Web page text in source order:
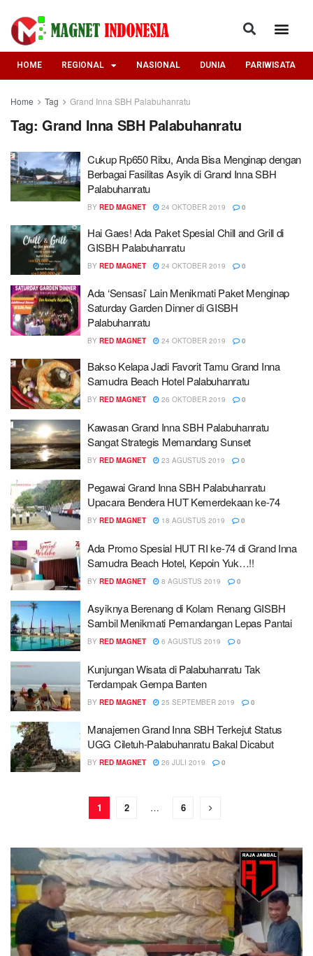
HOME REGIONAL NASIONAL DUNIA PARIWISATA
Home Tag Grand Inna SBH Palabuhanratu
Tag: Grand Inna SBH Palabuhanratu
Cukup Rp650 Ribu, Anda Bisa Menginap dengan
Berbagai Fasilitas Asyik di Grand Inna SBH
Palabuhanratu
BY RED MAGNET 24 OKTOBER 2019 0
Hai Gaes! Ada Paket Spesial Chill and Grill di
GISBH Palabuhanratu
BY RED MAGNET 24 OKTOBER 2019 0
Ada ‘Sensasi’ Lain Menikmati Paket Menginap
Saturday Garden Dinner di GISBH
Palabuhanratu
BY RED MAGNET 24 OKTOBER 2019 0
Bakso Kelapa Jadi Favorit Tamu Grand Inna
Samudra Beach Hotel Palabuhanratu
BY RED MAGNET 26 OKTOBER 2019 0
Kawasan Grand Inna SBH Palabuhanratu
Sangat Strategis Memandang Sunset
BY RED MAGNET 23 AGUSTUS 2019 0
Pegawai Grand Inna SBH Palabuhanratu
Upacara Bendera HUT Kemerdekaan ke-74
BY RED MAGNET 18 AGUSTUS 2019 0
Ada Promo Spesial HUT RI ke-74 di Grand Inna
Samudra Beach Hotel, Kepoin Yuk…!!
BY RED MAGNET 8 AGUSTUS 2019 0
Asyiknya Berenang di Kolam Renang GISBH
Sambil Menikmati Pemandangan Lepas Pantai
BY RED MAGNET 6 AGUSTUS 2019 0
Kunjungan Wisata di Palabuhanratu Tak
Terdampak Gempa Banten
BY RED MAGNET 25 SEPTEMBER 2019 0
Manajemen Grand Inna SBH Terkejut Status
UGG Ciletuh-Palabuhanratu Bakal Dicabut
BY RED MAGNET 26 JULI 2019 0
1 2 … 6